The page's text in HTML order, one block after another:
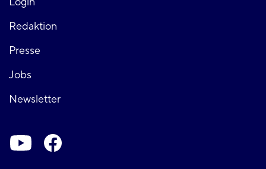
Fußzeile
rechts
Redaktion
Presse
Jobs
Newsletter
Soziale-